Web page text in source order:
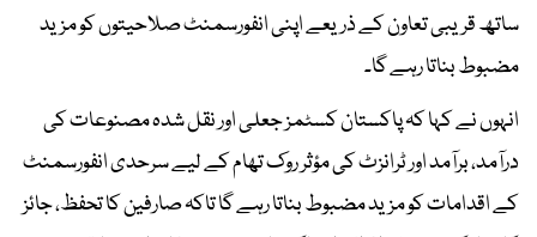
ساتھ قریبی تعاون کے ذریعے اپنی انفورسمنٹ صلاحیتوں کو مزید
مضبوط بناتا رہے گا۔
انہوں نے کہا کہ پاکستان کسٹمز جعلی اور نقل شدہ مصنوعات کی
درآمد، برآمد اور ٹرانزٹ کی مؤثر روک تھام کے لیے سرحدی انفورسمنٹ
کے اقدامات کو مزید مضبوط بناتا رہے گا تاکہ صارفین کا تحفظ، جائز